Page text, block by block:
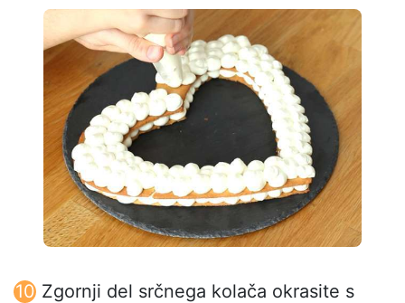
Zgornji del srčnega kolača okrasite s